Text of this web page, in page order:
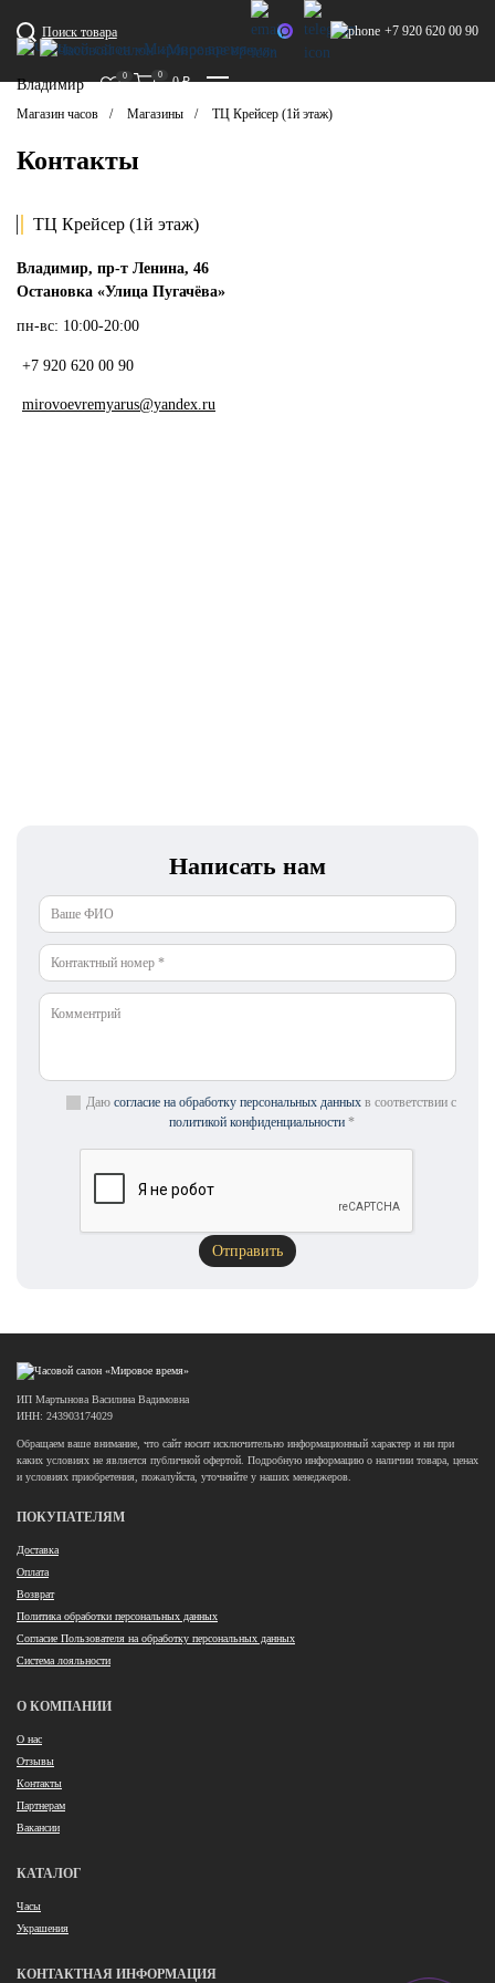
Поиск товара +7 920 620 00 90
Владимир
0 0 0 ₽
Магазин часов Магазины ТЦ Крейсер (1й этаж)
Контакты
ТЦ Крейсер (1й этаж)
Владимир, пр-т Ленина, 46
Остановка «Улица Пугачёва»
пн-вс: 10:00-20:00
+7 920 620 00 90
mirovoevremyarus@yandex.ru
Написать нам
Даю согласие на обработку персональных данных в соответствии с
политикой конфиденциальности*
ИП Мартынова Василина Вадимовна
ИНН: 243903174029
Обращаем ваше внимание, что сайт носит исключительно информационный характер и ни при
каких условиях не является публичной офертой. Подробную информацию о наличии товара, ценах
и условиях приобретения, пожалуйста, уточняйте у наших менеджеров.
ПОКУПАТЕЛЯМ
Доставка
Оплата
Возврат
Политика обработки персональных данных
Согласие Пользователя на обработку персональных данных
Система лояльности
О КОМПАНИИ
О нас
Отзывы
Контакты
Партнерам
Вакансии
КАТАЛОГ
Часы
Украшения
КОНТАКТНАЯ ИНФОРМАЦИЯ